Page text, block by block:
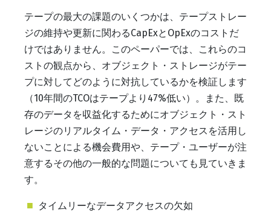
テープの最大の課題のいくつかは、テープストレー
ジの維持や更新に関わるCapExとOpExのコストだ
けではありません。このペーパーでは、これらのコ
ストの観点から、オブジェクト・ストレージがテー
プに対してどのように対抗しているかを検証します
（10年間のTCOはテープより47%低い）。また、既
存のデータを収益化するためにオブジェクト・スト
レージのリアルタイム・データ・アクセスを活用し
ないことによる機会費用や、テープ・ユーザーが注
意するその他の一般的な問題についても見ていきま
す。
タイムリーなデータアクセスの欠如